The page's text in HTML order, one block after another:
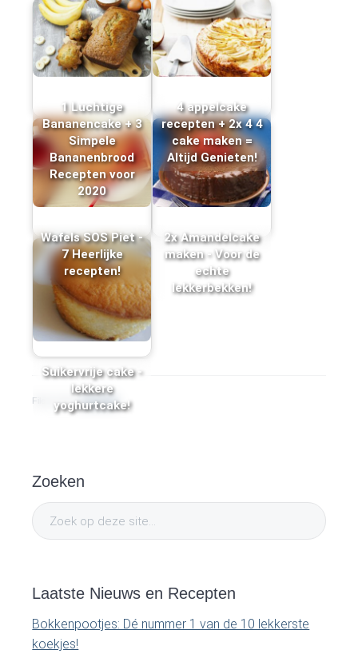
1 Luchtige
Bananencake + 3
Simpele
Bananenbrood
Recepten voor
2020
4 appelcake
recepten + 2x 4 4
cake maken =
Altijd Genieten!
Wafels SOS Piet -
7 Heerlijke
recepten!
2x Amandelcake
maken - Voor de
echte
lekkerbekken!
Suikervrije cake -
lekkere
yoghurtcake!
Filed Under: SOS Piet
a
Zoeken
Z
o
o
d
e
Laatste Nieuws en Recepten
Bokkenpootjes: Dé nummer 1 van de 10 lekkerste
koekjes!